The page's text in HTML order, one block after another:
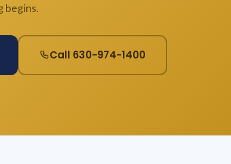
begins.
Call 630-974-1400